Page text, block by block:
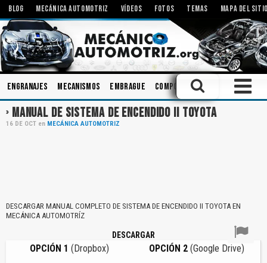
BLOG MECÁNICA AUTOMOTRIZ VÍDEOS FOTOS TEMAS MAPA DEL
Engranajes Mecanismos Embrague Componentes Modificaciones
MANUAL DE SISTEMA DE ENCENDIDO II TOYOTA
16 DE OCT en MECÁNICA AUTOMOTRIZ
DESCARGAR MANUAL COMPLETO DE SISTEMA DE ENCENDIDO II TOYOTA EN
MECÁNICA AUTOMOTRÍZ
DESCARGAR
OPCIÓN 1 (Dropbox) OPCIÓN 2 (Google Drive)